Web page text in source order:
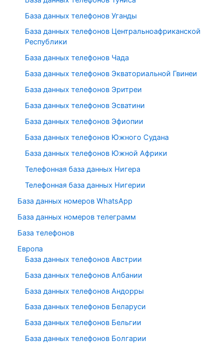
База данных телефонов Уганды
База данных телефонов Центральноафриканской
Республики
База данных телефонов Чада
База данных телефонов Экваториальной Гвинеи
База данных телефонов Эритреи
База данных телефонов Эсватини
База данных телефонов Эфиопии
База данных телефонов Южного Судана
База данных телефонов Южной Африки
Телефонная база данных Нигера
Телефонная база данных Нигерии
База данных номеров WhatsApp
База данных номеров телеграмм
База телефонов
Европа
База данных телефонов Австрии
База данных телефонов Албании
База данных телефонов Андорры
База данных телефонов Беларуси
База данных телефонов Бельгии
База данных телефонов Болгарии